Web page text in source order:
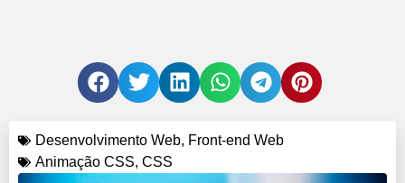
Desenvolvimento Web, Front-end Web
Animação CSS, CSS